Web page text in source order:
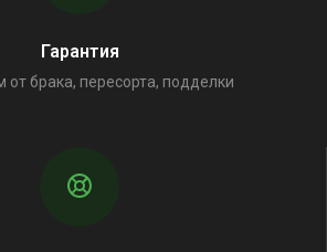
Гарантия
брака, пересорта, подделки